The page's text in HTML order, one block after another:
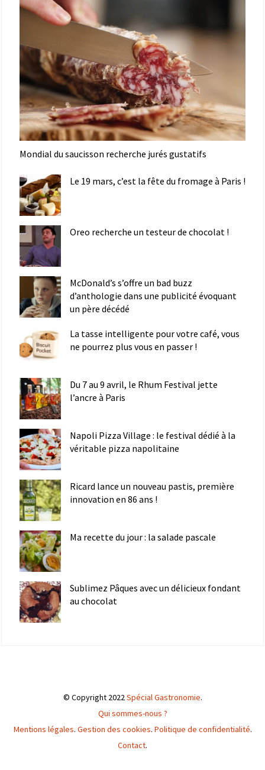
Mondial du saucisson recherche jurés gustatifs
Le 19 mars, c’est la fête du fromage à Paris !
Oreo recherche un testeur de chocolat !
McDonald’s s’offre un bad buzz
d’anthologie dans une publicité évoquant
un père décédé
La tasse intelligente pour votre café, vous
ne pourrez plus vous en passer !
Du 7 au 9 avril, le Rhum Festival jette
l’ancre à Paris
Napoli Pizza Village : le festival dédié à la
véritable pizza napolitaine
Ricard lance un nouveau pastis, première
innovation en 86 ans !
Ma recette du jour : la salade pascale
Sublimez Pâques avec un délicieux fondant
au chocolat
© Copyright 2022Spécial Gastronomie.
Qui sommes-nous ?
Mentions légales. Gestion des cookies. Politique de confidentialité.
Contact.